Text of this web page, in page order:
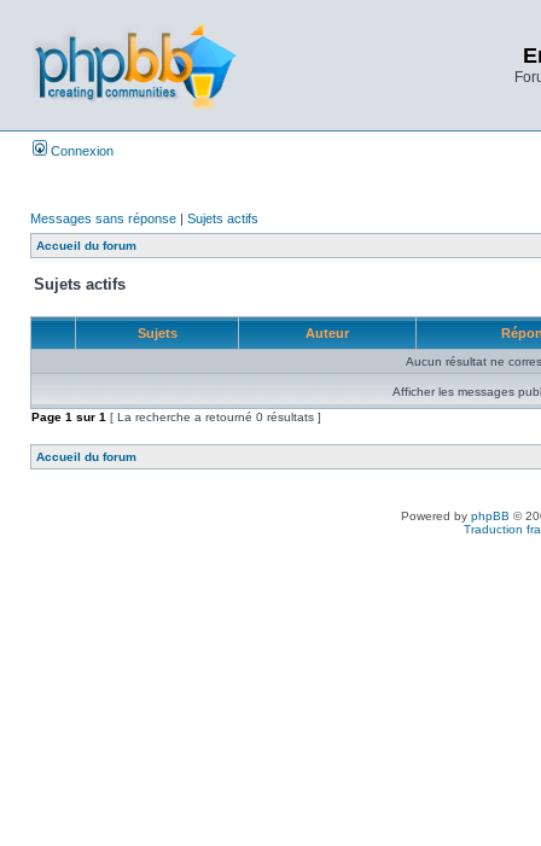
Connexion
Messages sans réponse | Sujets actifs
Accueil du forum
Sujets actifs
Sujets Auteur
Aucun résultat ne
Afficher les messages
Page 1 sur 1 [ La recherche a retourné 0 résultats ]
Accueil du forum
Powered by phpBB ©
Traduction